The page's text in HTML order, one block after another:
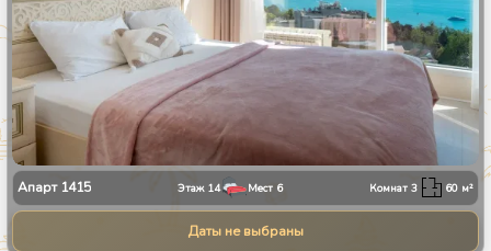
Апарт 1415 Этаж 14 Мест 6 Комнат3 60 м²
Даты не выбраны